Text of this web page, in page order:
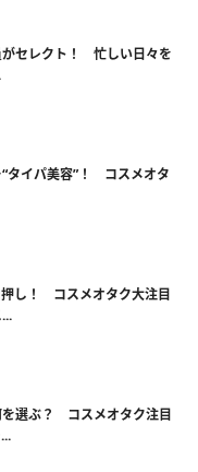
がセレクト！ 忙しい日々を
タイパ美容”！ コスメオタ
し！ コスメオタク大注目
を選ぶ？ コスメオタク注目